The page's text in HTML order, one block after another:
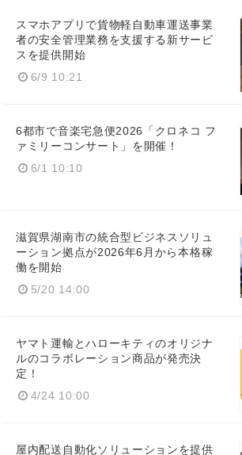
スマホアプリで貨物軽自動車運送事業
者の安全管理業務を支援する新サービ
スを提供開始
6/9 10:21
6都市で音楽宅急便2026「クロネコ フ
ァミリーコンサート」を開催！
6/1 10:10
滋賀県湖南市の統合型ビジネスソリュ
ーション拠点が2026年6月から本格稼
働を開始
5/20 14:00
ヤマト運輸とハローキティのオリジナ
ルのコラボレーション商品が発売決
定！
4/24 10:00
屋内配送自動化ソリューションを提供